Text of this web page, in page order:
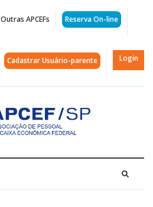
Outras APCEFs Reserva On-line
Cadastrar Usuário-parente Login